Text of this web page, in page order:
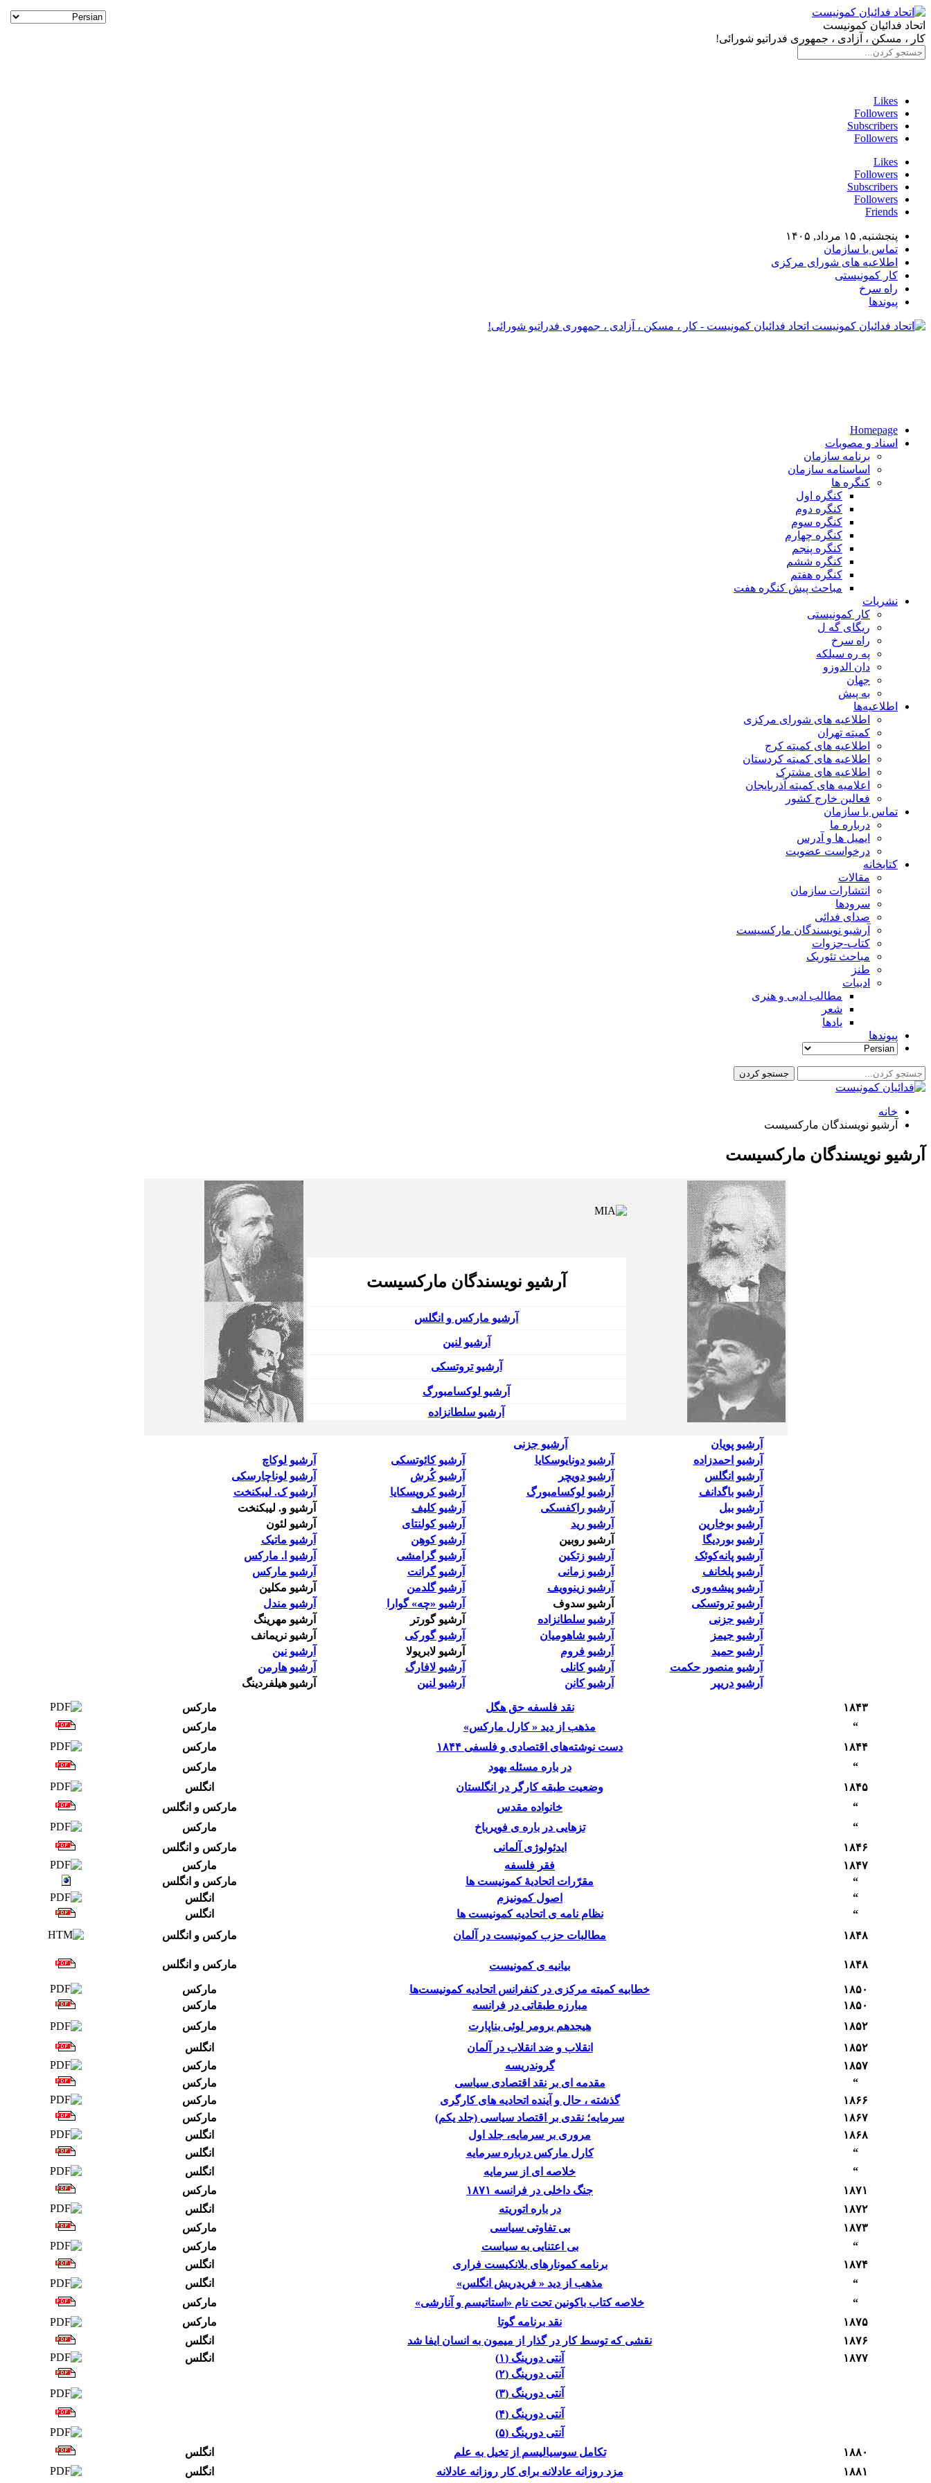
اتحاد فدائیان کمونیست
کار ، مسکن ، آزادی ، جمهوری فدراتیو شورائی!
Likes
Followers
Subscribers
Followers
Likes
Followers
Subscribers
Followers
Friends
پنجشنبه, ۱۵ مرداد, ۱۴۰۵
تماس با سازمان
اطلاعیه های شورای مرکزی
کار کمونیستی
راه سرخ
پیوندها
اتحاد فدائیان کمونیست - کار ، مسکن ، آزادی ، جمهوری فدراتیو شورائی!
Homepage
اسناد و مصوبات
برنامه سازمان
اساسنامه سازمان
کنگره ها
کنگره اول
کنگره دوم
کنگره سوم
کنگره چهارم
کنگره پنجم
کنگره ششم
کنگره هفتم
مباحث پیش کنگره هفت
نشریات
کار کمونیستی
ریگای گه ل
راه سرخ
په ره سیلکه
دان الدوزو
جهان
به پیش
اطلاعیه‌ها
اطلاعیه های شورای مرکزی
کمیته تهران
اطلاعیه های کمیته کرج
اطلاعیه های کمیته کردستان
اطلاعیه های مشترک
اعلامیه های کمیته آذربایجان
فعالین خارج کشور
تماس با سازمان
درباره ما
ایمیل ها و آدرس
درخواست عضویت
کتابخانه
مقالات
انتشارات سازمان
سرودها
صدای فدائی
آرشیو نویسندگان مارکسیست
کتاب-جزوات
مباحث تئوریک
طنز
ادبیات
مطالب ادبی و هنری
شعر
یادها
پیوندها
خانه
آرشيو نويسندگان مارکسيست
آرشیو نویسندگان مارکسیست
آرشیو نویسندگان مارکسیست
آرشیو مارکس و انگلس
آرشیو لنین
آرشیو تروتسکی
آرشیو لوکسامبورگ
آرشیو سلطانزاده
آرشیو پویان
آرشیو جزنی
آرشیو احمدزاده
آرشیو دونایوسکایا آرشیو کائوتسکی
آرشیو لوکاچ
آرشیو انگلس
آرشیو دویچر آرشیو کُرش
آرشیو لوناچارسکی
آرشیو باگدانف
آرشیو لوکسامبورگ آرشیو کروپسکایا
آرشیو ک. لیبکنخت
آرشیو ببل
آرشیو راکفسکی آرشیو کلیف
آرشیو و. لیبکنخت
آرشیو بوخارین
آرشیو رید آرشیو کولنتای
آرشیو لئون
آرشیو بوردیگا
آرشیو روبین آرشیو کوهِن
آرشیو ماتیک
آرشیو پانه‌کوئک
آرشیو زتکین آرشیو گرامشی
آرشیو ا. مارکس
آرشیو پلخانف
آرشیو زمانی آرشیو گرانت
آرشیو مارکس
آرشیو پیشه‌وری
آرشیو زینوویف آرشیو گلدمن
آرشیو مکلین
آرشیو تروتسکی
آرشیو سدوف آرشیو «چه» گوارا
آرشیو مندل
آرشیو جزنی
آرشیو سلطانزاده آرشیو گورتر
آرشیو مهرینگ
آرشیو جیمز
آرشیو شاهومیان آرشیو گورکی
آرشیو نریمانف
آرشیو حمید
آرشیو فروم آرشیو لابریولا
آرشیو نین
آرشیو منصور حکمت
آرشیو کانلی آرشیو لافارگ
آرشیو هارمن
آرشیو دریپر
آرشیو کانن آرشیو لنین آرشیو هیلفردینگ
۱۸۴٣ نقد فلسفه حق هگل
مارکس
“
مذهب از دید « کارل مارکس»
مارکس
۱۸۴۴
دست نوشته‌های اقتصادی و فلسفی ۱۸۴۴
مارکس
“
در باره مسئله یهود
مارکس
۱۸۴۵
وضعیت طبقه کارگر در انگلستان
انگلس
“
خانواده مقدس
مارکس و انگلس
“
تزهایی در باره ی فویرباخ
مارکس
۱۸۴۶
ایدئولوژی آلمانی
مارکس و انگلس
۱۸۴٧
فقر فلسفه
مارکس
“
مقرّرات اتحادیۀ کمونیست ها
مارکس و انگلس
“
اصول کمونیزم
انگلس
“
نظام نامه ی اتحادیه کمونیست ها
انگلس
۱۸۴٨
مطالبات حزب کمونیست در آلمان مارکس و انگلس
۱۸۴٨ بیانیه ی کمونیست مارکس و انگلس
۱۸۵٠ خطابیه کمیته مرکزى در کنفرانس اتحادیه کمونیست‌ها
مارکس
۱۸۵٠
مبارزه طبقاتی در فرانسه
مارکس
۱۸۵٢
هیجدهم برومر لوئی بناپارت
مارکس
۱۸۵٢
انقلاب و ضد انقلاب در آلمان
انگلس
۱۸۵٧
گروندریسه
مارکس
“
مقدمه ای بر نقد اقتصادی سیاسی
مارکس
۱۸۶۶
گذشته ، حال و آینده اتحادیه های کارگری
مارکس
۱۸۶٧
سرمایه؛ نقدی بر اقتصاد سیاسی (جلد یکم)
مارکس
۱۸۶٨
مروری بر سرمایه، جلد اول
انگلس
“
کارل مارکس درباره سرمایه
انگلس
“
خلاصه ای از سرمایه
انگلس
۱۸٧١
جنگ داخلی در فرانسه ۱۸۷۱
مارکس
۱۸٧٢
در باره اتوریته
انگلس
۱۸٧٣
بی تفاوتی سیاسی
مارکس
“
بی اعتنایی به سیاست
مارکس
۱۸٧۴
برنامه کمونارهای بلانکیست فراری
انگلس
“
مذهب از دید « فریدریش انگلس»
انگلس
“
خلاصه کتاب باکونین تحت نام «استاتیسم و آنارشی»
مارکس
۱۸٧۵
نقد برنامه گوتا
مارکس
۱۸٧۶
نقشی که توسط کار در گذار از میمون به انسان ایفا شد
انگلس
۱۸٧٧
آنتی دورینگ (١)
انگلس
آنتی دورینگ (٢)
آنتی دورینگ (٣)
آنتی دورینگ (۴)
آنتی دورینگ (۵)
۱۸٨٠
تکامل سوسیالیسم از تخیل به علم
انگلس
۱۸٨١
مزد روزانه عادلانه برای کار روزانه عادلانه انگلس